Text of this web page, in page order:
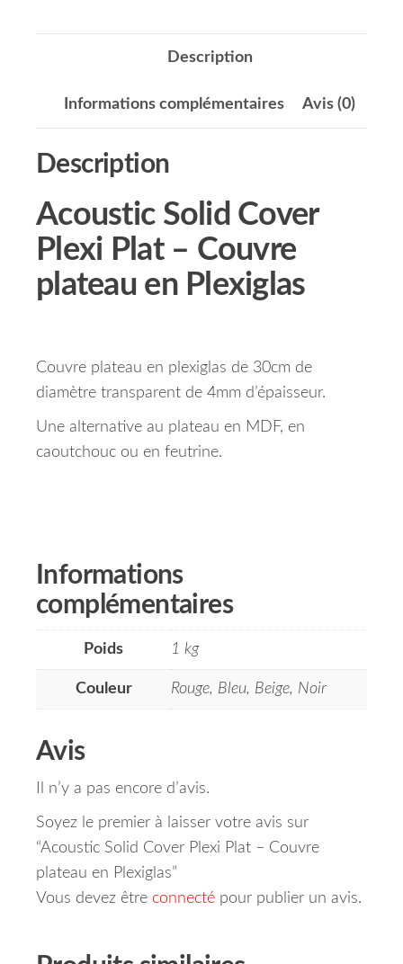
Description
Informations complémentaires Avis (0)
Description
Acoustic Solid Cover
Plexi Plat – Couvre
plateau en Plexiglas
Couvre plateau en plexiglas de 30cm de
diamètre transparent de 4mm d’épaisseur.
Une alternative au plateau en MDF, en
caoutchouc ou en feutrine.
Informations
complémentaires
Poids 1 kg
Couleur Rouge, Bleu, Beige, Noir
Avis
Il n’y a pas encore d’avis.
Soyez le premier à laisser votre avis sur
“Acoustic Solid Cover Plexi Plat – Couvre
plateau en Plexiglas”
Vous devez être connecté pour publier un avis.